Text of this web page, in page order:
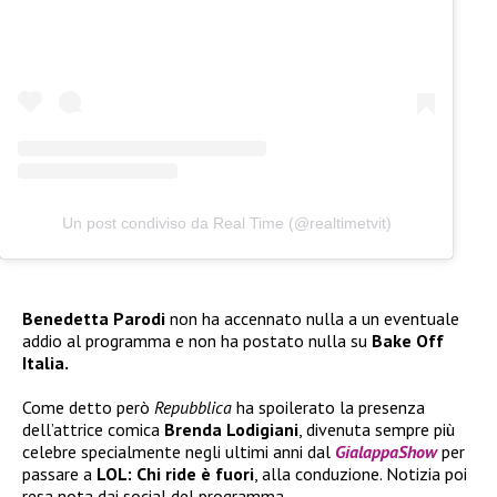
Un post condiviso da Real Time (@realtimetvit)
Benedetta Parodi non ha accennato nulla a un eventuale
addio al programma e non ha postato nulla su Bake Off
Italia.
Come detto però Repubblica ha spoilerato la presenza
dell’attrice comica Brenda Lodigiani , divenuta sempre più
celebre specialmente negli ultimi anni dal GialappaShowper
passare a LOL: Chi ride è fuori , alla conduzione. Notizia poi